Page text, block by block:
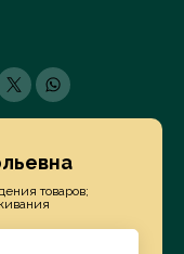
товаров;